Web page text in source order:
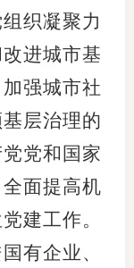
织凝聚力
进城市基
强城市社
层治理的
党和国家
面提高机
建工作。
有企业、